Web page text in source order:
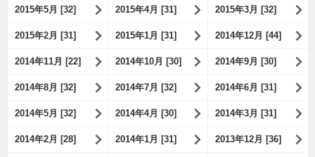
2015年5月 [32] 2015年4月 [31] 2015年3月 [32]
2015年2月 [31] 2015年1月 [31] 2014年12月 [44]
2014年11月 [22] 2014年10月 [30] 2014年9月 [30]
2014年8月 [32] 2014年7月 [32] 2014年6月 [31]
2014年5月 [32] 2014年4月 [30] 2014年3月 [31]
2014年2月 [28] 2014年1月 [31] 2013年12月 [36]